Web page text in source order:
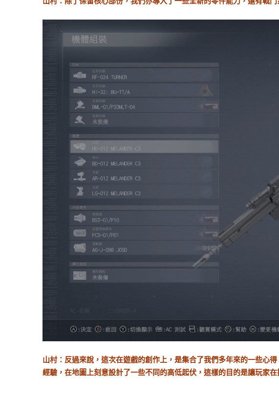
山村：反過來說，這次在遊戲的創作上，是集合了我們多年來的一些心
經驗，在地圖上刻意設計了一些不同的高低起伏，這樣的目的是讓玩家